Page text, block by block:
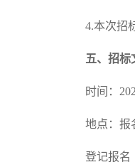
4.本次招
五、招标
时间：
地点：报
登记报名